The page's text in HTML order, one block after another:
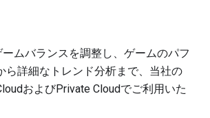
ムバランスを調整し、ゲームのパフ
ら詳細なトレンド分析まで、当社の
およびPrivate Cloudでご利用いた